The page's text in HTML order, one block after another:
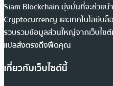
Siam Blockchain มุ่งมั่นที่จะช่วยน
Cryptocurrency และเทคโนโลยีบ
รวบรวมข้อมูลส่วนใหญ่จากเว็บไซต์
แปลส่งตรงถึงฟีดคุณ
เกี่ยวกับเว็บไซต์นี้